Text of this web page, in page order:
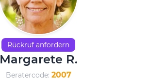
Rückruf anfordern
Margarete R.
Beratercode: 2007